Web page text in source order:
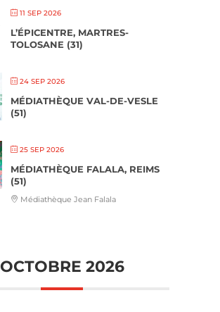
11 SEP 2026
L’ÉPICENTRE, MARTRES-
TOLOSANE (31)
24 SEP 2026
MÉDIATHÈQUE VAL-DE-VESLE
(51)
25 SEP 2026
MÉDIATHÈQUE FALALA, REIMS
(51)
Médiathèque Jean Falala
OCTOBRE 2026